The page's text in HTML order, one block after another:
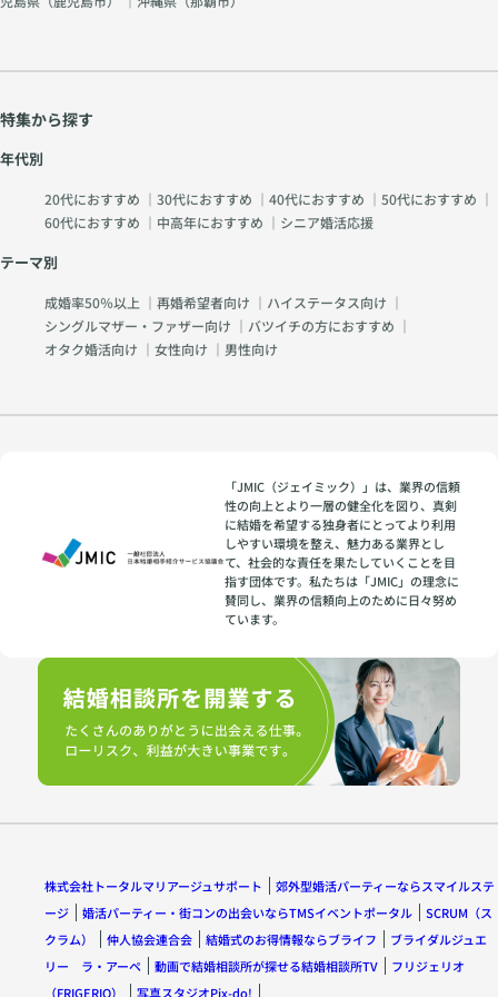
特集から探す
年代別
20代におすすめ ｜ 30代におすすめ ｜ 40代におすすめ ｜ 50代におすすめ ｜
60代におすすめ ｜ 中高年におすすめ ｜ シニア婚活応援
テーマ別
成婚率50％以上 ｜ 再婚希望者向け ｜ ハイステータス向け ｜
シングルマザー・ファザー向け ｜ バツイチの方におすすめ ｜
オタク婚活向け ｜ 女性向け ｜ 男性向け
「JMIC（ジェイミック）」は、業界の信頼
性の向上とより一層の健全化を図り、真剣
に結婚を希望する独身者にとってより利用
しやすい環境を整え、魅力ある業界とし
て、社会的な責任を果たしていくことを目
指す団体です。私たちは「JMIC」の理念に
賛同し、業界の信頼向上のために日々努め
ています。
株式会社トータルマリアージュサポート
郊外型婚活パーティーならスマイルステ
ージ
婚活パーティー・街コンの出会いならTMSイベントポータル
SCRUM（ス
クラム）
仲人協会連合会 結婚式のお得情報ならブライフ
ブライダルジュエ
リー ラ・アーペ
動画で結婚相談所が探せる結婚相談所TV
フリジェリオ
（FRIGERIO）
写真スタジオPix-do!